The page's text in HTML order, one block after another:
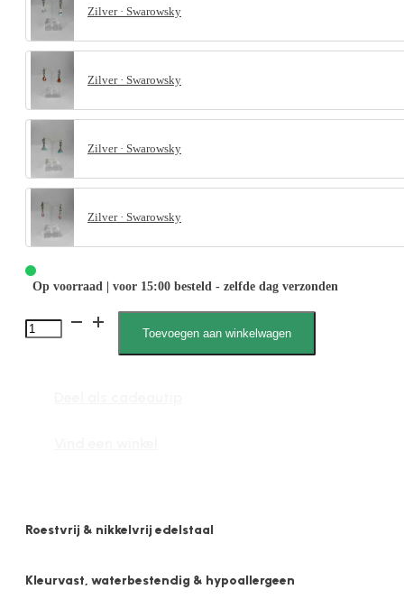
Zilver · Swarowsky
Zilver · Swarowsky
Zilver · Swarowsky
Zilver · Swarowsky
Op voorraad | voor 15:00 besteld - zelfde dag verzonden
Xira
Toevoegen aan winkelwagen
Roestvrij & nikkelvrij edelstaal
Kleurvast, waterbestendig & hypoallergeen